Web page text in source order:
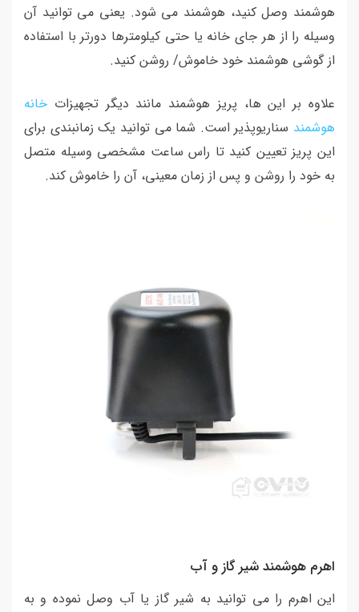
هوشمند وصل کنید، هوشمند می شود. یعنی می توانید آن
وسیله را از هر جای خانه یا حتی کیلومترها دورتر با استفاده
از گوشی هوشمند خود خاموش/ روشن کنید.
علاوه بر این ها، پریز هوشمند مانند دیگر تجهیزات خانه
هوشمند سناریوپذیر است. شما می توانید یک زمانبندی برای
این پریز تعیین کنید تا راس ساعت مشخصی وسیله متصل
به خود را روشن و پس از زمان معینی، آن را خاموش کند.
اهرم هوشمند شیر گاز و آب
این اهرم را می توانید به شیر گاز یا آب وصل نموده و به